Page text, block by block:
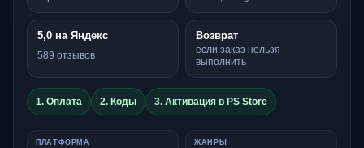
5,0 на Яндекс
589 отзывов
Возврат
если заказ нельзя
выполнить
1. Оплата 2. Коды 3. Активация в PS Store
ПЛАТФОРМА ЖАНРЫ